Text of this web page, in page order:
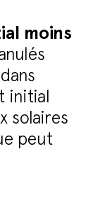
moins
initial
solaires
peut